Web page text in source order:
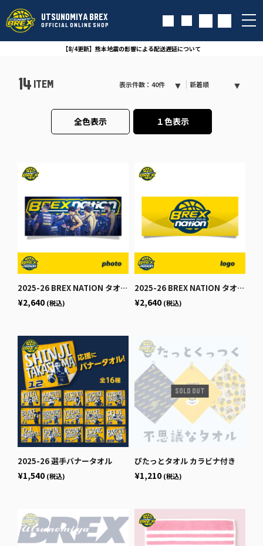
UTSUNOMIYA BREX
OFFICIAL ONLINE SHOP
【8/4更新】熊本地震の影響による配送遅延について
14 ITEM 表示件数：40件 新着順
全色表示 １色表示
2025-26 BREX NATION タオル [photo]
¥2,640 (税込)
2025-26 BREX NATION タオル [logo]
¥2,640 (税込)
2025-26 選手バナータオル
¥1,540 (税込)
ぴたっとタオル カラビナ付き
¥1,210 (税込)